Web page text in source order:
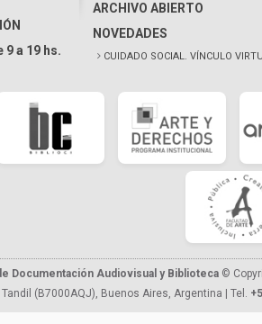
9 a 19 hs.
ARCHIVO ABIERTO
NOVEDADES
CUIDADO SOCIAL. VÍNCULO
Documentación Audiovisual y Biblioteca ©
(B7000AQJ), Buenos Aires, Argentina | Tel.